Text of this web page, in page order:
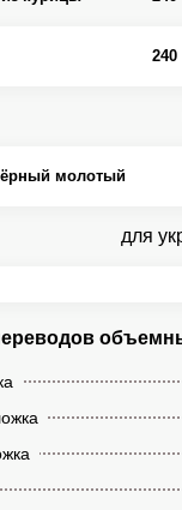
240
молотый
для